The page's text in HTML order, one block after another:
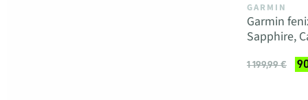
GARMIN
Garmin
Sapphire,
1 199,99 €